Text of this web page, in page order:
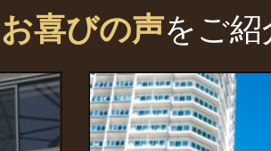
お喜びの声をご紹